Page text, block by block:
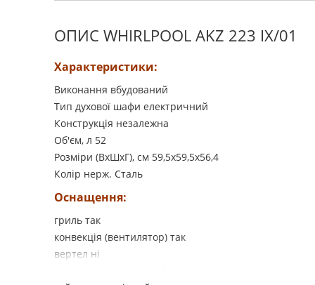
ОПИС WHIRLPOOL AKZ 223 IX/01
Характеристики:
Виконання вбудований
Тип духової шафи електричний
Конструкція незалежна
Об'єм, л 52
Розміри (ВхШхГ), см 59,5x59,5x56,4
Колір нерж. Сталь
Оснащення:
гриль так
конвекція (вентилятор) так
вертел ні